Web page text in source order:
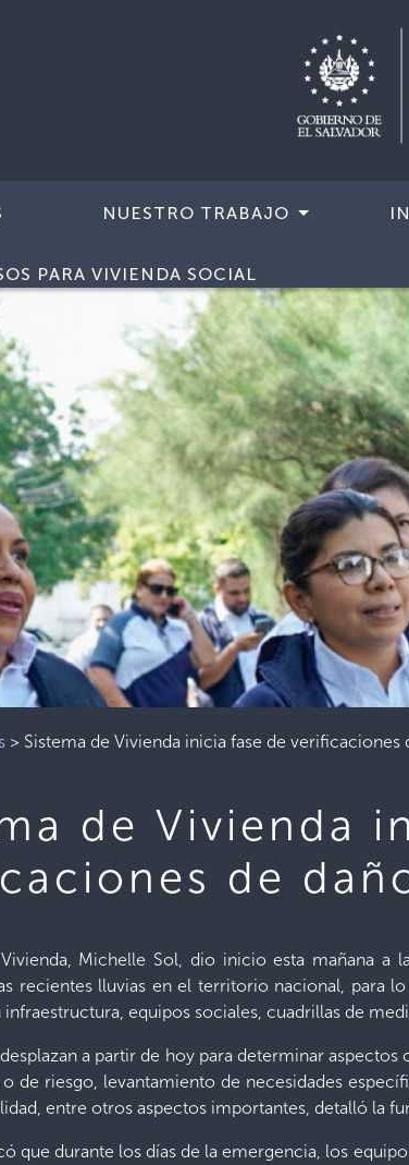
NUESTRO TRABAJO
PARA VIVIENDA SOCIAL
> Sistema de Vivienda inicia fase de verificaciones
de Vivienda
de
Michelle Sol, dio inicio esta mañana
recientes lluvias en el territorio nacional, para
infraestructura, equipos sociales, cuadrillas de
a partir de hoy para determinar
o de riesgo, levantamiento de necesidades
entre otros aspectos importantes, detalló la
que durante los días de la emergencia, los